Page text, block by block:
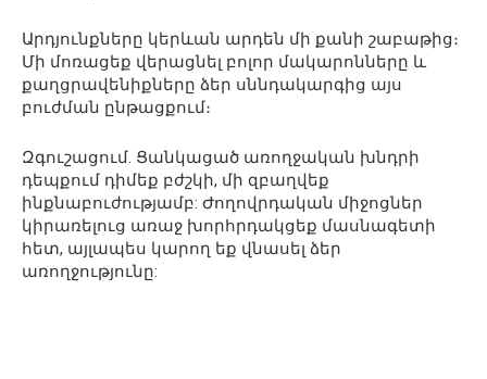
Արդյունքները կերևան արդեն մի քանի շաբաթից։
Մի մոռացեք վերացնել բոլոր մակարոնները և
քաղցրավենիքները ձեր սննդակարգից այս
բուժման ընթացքում։
Զգուշացում. Ցանկացած առողջական խնդրի
դեպքում դիմեք բժշկի, մի զբաղվեք
ինքնաբուժությամբ: Ժողովրդական միջոցներ
կիրառելուց առաջ խորհրդակցեք մասնագետի
հետ, այլապես կարող եք վնասել ձեր
առողջությունը: